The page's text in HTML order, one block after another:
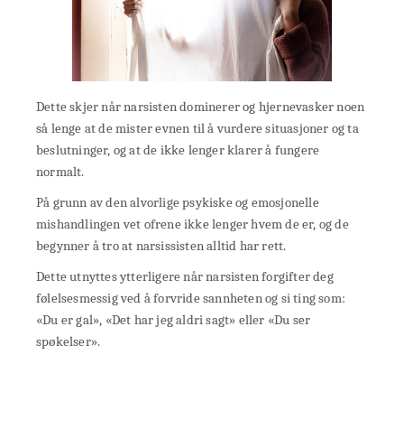
Dette skjer når narsisten dominerer og hjernevasker noen
så lenge at de mister evnen til å vurdere situasjoner og ta
beslutninger, og at de ikke lenger klarer å fungere
normalt.
På grunn av den alvorlige psykiske og emosjonelle
mishandlingen vet ofrene ikke lenger hvem de er, og de
begynner å tro at narsissisten alltid har rett.
Dette utnyttes ytterligere når narsisten forgifter deg
følelsesmessig ved å forvride sannheten og si ting som:
«Du er gal», «Det har jeg aldri sagt» eller «Du ser
spøkelser».